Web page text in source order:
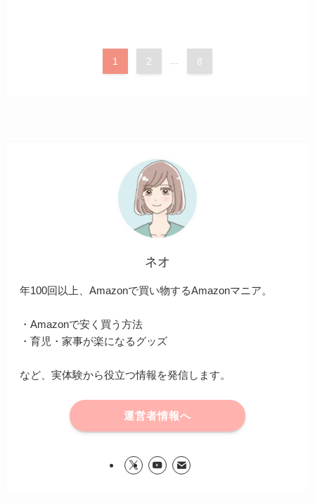
1 2 ... 8
ネオ
年100回以上、Amazonで買い物するAmazonマニア。
・Amazonで安く買う方法
・育児・家事が楽になるグッズ
など、実体験から役立つ情報を発信します。
運営者情報へ